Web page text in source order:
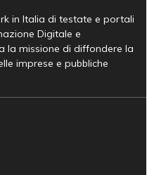
in Italia di testate e portali
Digitale e
la missione di diffondere la
imprese e pubbliche